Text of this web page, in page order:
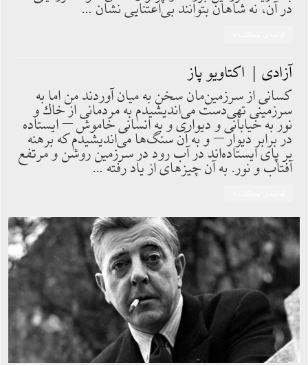
در آن، نه شاهان بتوانند بى‌اعتنايى نشان …
آزادی | اکتاویو پاز
كسانى از سرزمين‌مان سخن به ميان آوردند من اما به
سرزمينى تهى‌دست مى‌انديشيدم به مردمانى از خاك و
نور به خيابانى و ديوارى و به انسانى خاموش – ايستاده
در برابر ديوار – و به آن سنگ‌ها مى‌انديشيدم كه برهنه
بر پاى ايستاده‌اند در آب رود در سرزمين روشن و مرتفع
آفتاب و نور. به آن چيزهاى از ياد رفته …